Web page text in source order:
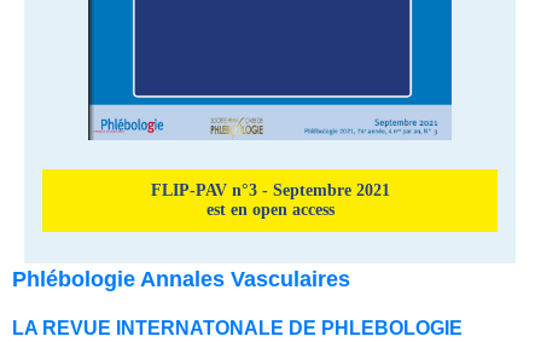
FLIP-PAV n°3 - Septembre 2021
est en open access
Phlébologie Annales Vasculaires
LA REVUE INTERNATONALE DE PHLEBOLOGIE